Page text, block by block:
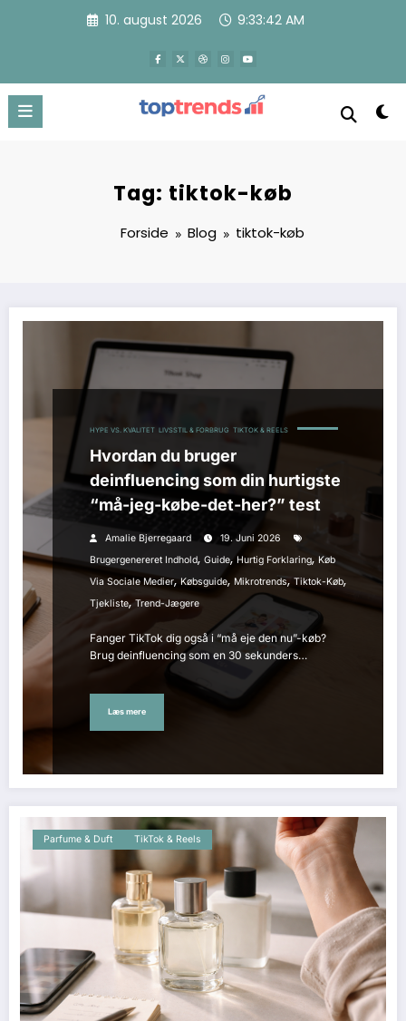
10. august 2026 9:33:44 AM
Tag: tiktok-køb
Forside Blog tiktok-køb
HYPE VS. KVALITET LIVSSTIL & FORBRUG TIKTOK & REELS
Hvordan du bruger
deinfluencing som din hurtigste
“må-jeg-købe-det-her?” test
Amalie Bjerregaard
19. Juni 2026
Brugergenereret Indhold, Guide, Hurtig Forklaring, Køb
Via Sociale Medier,Købsguide, Mikrotrends,Tiktok-Køb,
Tjekliste, Trend-Jægere
Fanger TikTok dig også i “må eje den nu”-køb?
Brug deinfluencing som en 30 sekunders…
Læs mere
Parfume & Duft TikTok & Reels